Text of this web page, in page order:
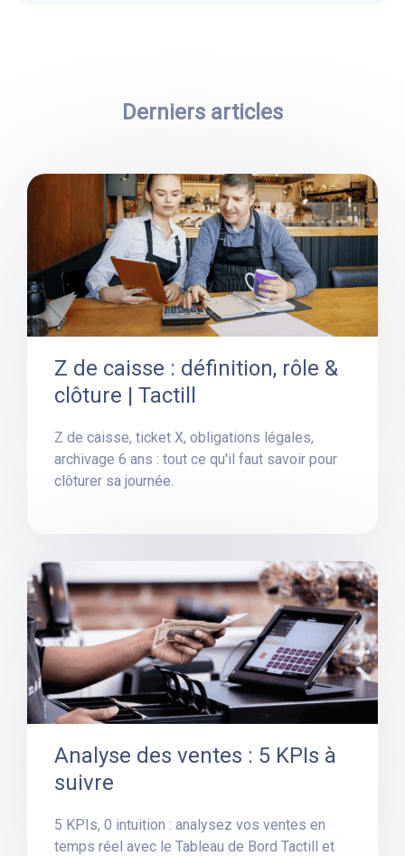
Derniers articles
Z de caisse : définition, rôle &
clôture | Tactill
Z de caisse, ticket X, obligations légales,
archivage 6 ans : tout ce qu'il faut savoir pour
clôturer sa journée.
Analyse des ventes : 5 KPIs à
suivre
5 KPIs, 0 intuition : analysez vos ventes en
temps réel avec le Tableau de Bord Tactill et